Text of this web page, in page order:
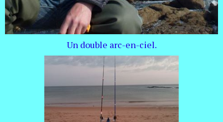
Un double arc-en-ciel.